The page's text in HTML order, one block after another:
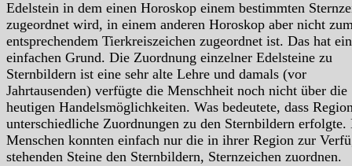
Edelstein in dem einen Horoskop einem bestimmten
zugeordnet wird, in einem anderen Horoskop aber nicht
entsprechendem Tierkreiszeichen zugeordnet ist. Das hat
einfachen Grund. Die Zuordnung einzelner Edelsteine zu
Sternbildern ist eine sehr alte Lehre und damals (vor
Jahrtausenden) verfügte die Menschheit noch nicht über die
heutigen Handelsmöglichkeiten. Was bedeutete, dass
unterschiedliche Zuordnungen zu den Sternbildern erfolgte.
Menschen konnten einfach nur die in ihrer Region zur
stehenden Steine den Sternbildern, Sternzeichen zuordnen.